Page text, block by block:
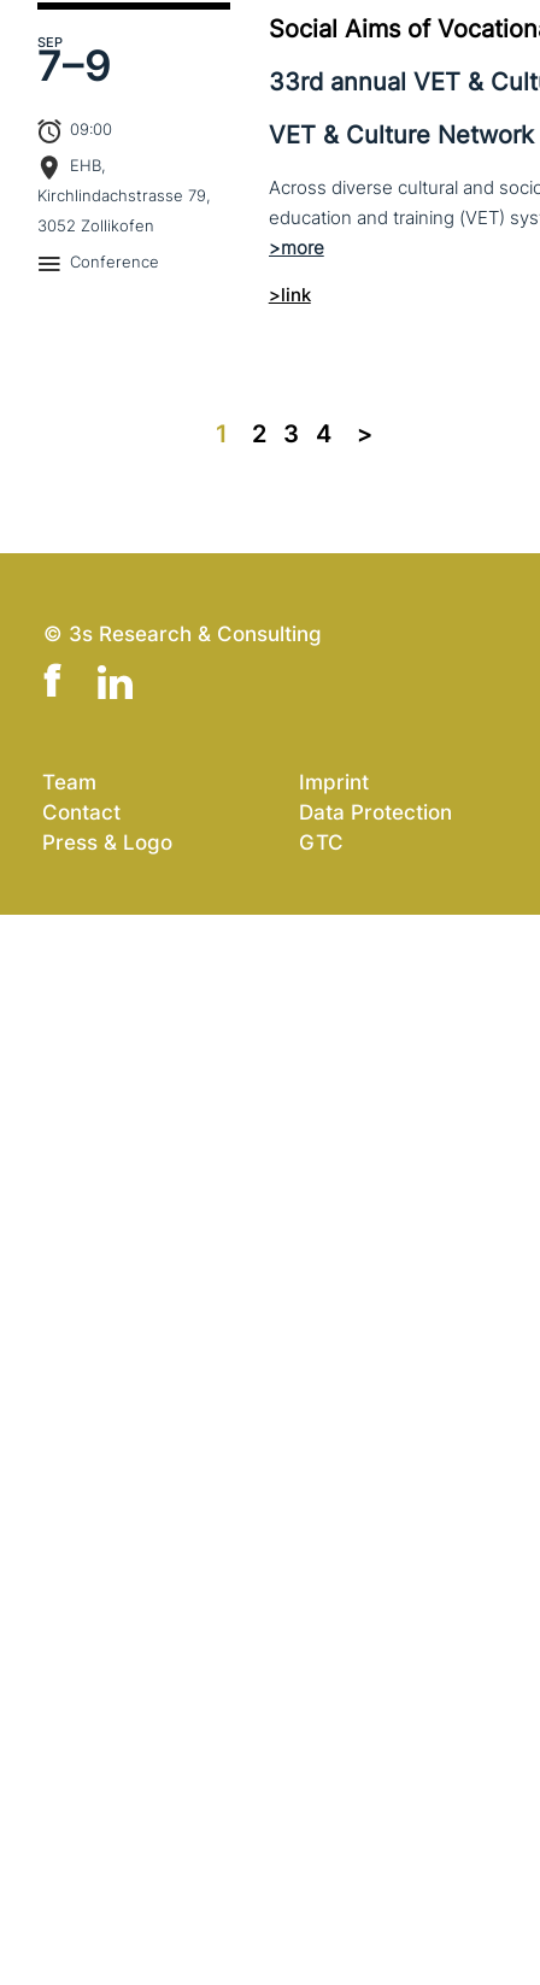
SEP
7–9
09:00
EHB,
Kirchlindachstrasse 79,
3052 Zollikofen
Conference
Social Aims of
33rd annual VET &
VET & Culture Network
Across diverse cultural and
>link
1 2 3 4 >>
© 3s Research & Consulting
Team
Contact
Press & Logo
Imprint
Data Protection
GTC